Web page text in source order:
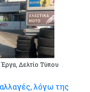
Δελτίο Τύπου
λόγω της